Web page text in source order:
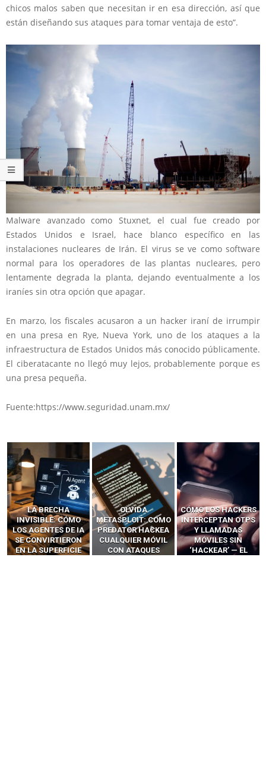
chicos malos saben que necesitan ir en esa dirección, así que
están diseñando sus ataques para tomar ventaja de esto”.
Malware avanzado como Stuxnet, el cual fue creado por
Estados Unidos e Israel, hace blanco específico en las
instalaciones nucleares de Irán. El virus se ve como software
normal para los operadores de las plantas nucleares, pero
lentamente degrada la planta, dejando eventualmente a los
iraníes sin otra opción que apagar.
En marzo, los fiscales acusaron a un hacker iraní de irrumpir
en una presa en Rye, Nueva York, uno de los ataques a la
infraestructura de Estados Unidos más conocido públicamente.
El ciberatacante no llegó muy lejos, probablemente porque es
una presa pequeña.
Fuente:https://www.seguridad.unam.mx/
LA BRECHA
INVISIBLE: CÓMO
LOS AGENTES DE IA
SE CONVIRTIERON
EN LA SUPERFICIE
OLVIDA
METASPLOIT: CÓMO
PREDATOR HACKEA
CUALQUIER MÓVIL
CON ATAQUES
CÓMO LOS HACKERS
INTERCEPTAN OTPS
Y LLAMADAS
MÓVILES SIN
‘HACKEAR’ — EL